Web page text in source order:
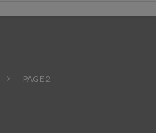
PAGE 2